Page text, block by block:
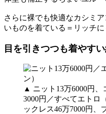
さらに裸でも快適なカシミ
いものを着ている＝リッチに
目を引きつつも着やす
▲ ニット13万6000円、
3000円／すべてエトロ
ックレス46万7000円、